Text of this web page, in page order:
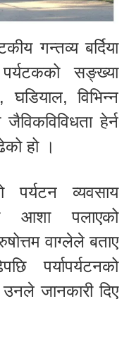
गन्तव्य बर्दिया
सङ्ख्या
विभिन्न
हेर्न
हो ।
पर्यटन व्यवसाय
आशा पलाएको
वाग्लेले बताए
पर्यापर्यटनको
जानकारी दिए